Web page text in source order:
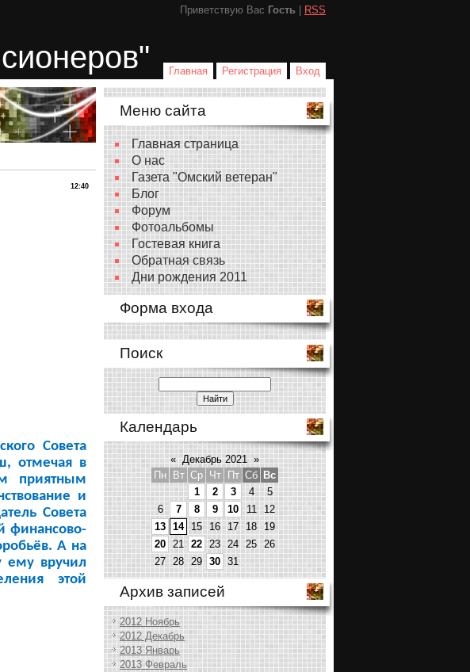
Приветствую Вас Гость RSS
Главная Регистрация Вход
12:40
Совета
отмечая в
приятным
и
Совета
финансово-
А на
ему вручил
этой
Меню сайта
Главная страница
О нас
Газета "Омский ветеран"
Блог
Форум
Фотоальбомы
Гостевая книга
Обратная связь
Дни рождения 2011
Форма входа
Поиск
Календарь
« Декабрь 2021 »
Пн
Вт Ср Чт Пт Сб Вс
1
2 3 4
5
6
7 8 9 10 11
12
13 14 15 16 17 18
19
20 21 22 23 24 25 26
27 28 29 30 31
Архив записей
2012 Ноябрь
2012 Декабрь
2013 Январь
2013 Февраль